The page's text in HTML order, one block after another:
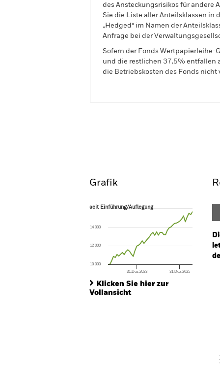
des Ansteckungsrisikos für andere
Sie die Liste aller Anteilsklassen in
„Hedged“ im Namen der
Anfrage bei der
Sofern der Fonds Wertpapierleihe-
und die restlichen 37,5% entfallen
die Betriebskosten des Fonds
Grafik
seit Einführung/Auflegung
The chart has 1 X axis displaying Time.
The chart has 1 Y axis displaying values.
seit Einführung/Auflegung
31.Dez.2023 31.Dez.2025
10 000
12 000
14 000
Klicken Sie hier zur
Vollansicht